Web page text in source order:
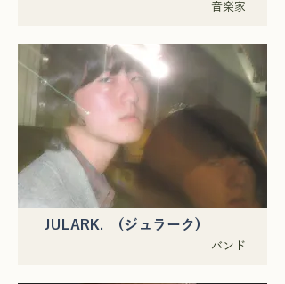
音楽家
JULARK. (ジュラーク)
バンド